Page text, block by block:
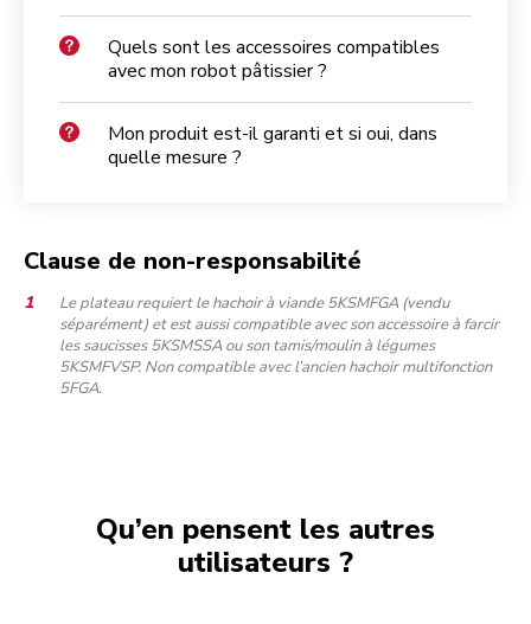
Quels sont les accessoires compatibles
avec mon robot pâtissier ?
Mon produit est-il garanti et si oui, dans
quelle mesure ?
Clause de non-responsabilité
Le plateau requiert le hachoir à viande 5KSMFGA (vendu
séparément) et est aussi compatible avec son accessoire à farcir
les saucisses 5KSMSSA ou son tamis/moulin à légumes
5KSMFVSP. Non compatible avec l’ancien hachoir multifonction
5FGA.
Qu’en pensent les autres
utilisateurs ?